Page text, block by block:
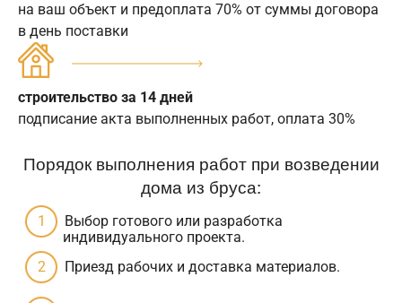
на ваш объект и предоплата 70% от суммы договора
в день поставки
строительство за 14 дней
подписание акта выполненных работ, оплата 30%
Порядок выполнения работ при возведении
дома из бруса:
Выбор готового или разработка
индивидуального проекта.
Приезд рабочих и доставка материалов.